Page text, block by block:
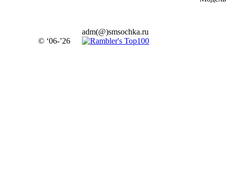
© ‘06-’26
adm(@)smsochka.ru